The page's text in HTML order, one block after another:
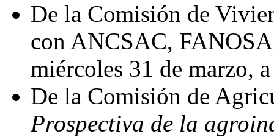
De la Comisión de
con ANCSAC,
miércoles 31 de marzo,
De la Comisión de
Prospectiva de la